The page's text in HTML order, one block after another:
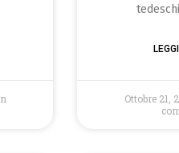
Ottobre 21,